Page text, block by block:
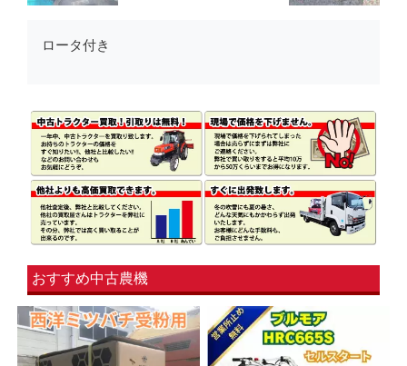
ロータ付き
おすすめ中古農機